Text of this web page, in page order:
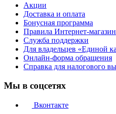
Акции
Доставка и оплата
Бонусная программа
Правила Интернет-
Служба поддержки
Для владельцев «Единой
Онлайн-форма обращения
Справка для налогового
Мы в соцсетях
Вконтакте